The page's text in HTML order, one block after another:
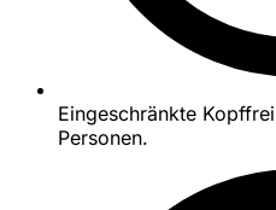
Eingeschränkte
Personen.